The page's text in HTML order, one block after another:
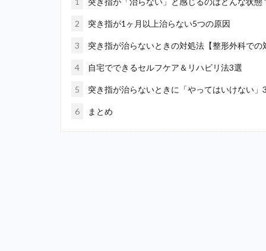
2 突き指が1ヶ月以上治らない5つの原因
3 突き指が治らないときの対処法【整形外科での
4 自宅でできるセルフケア＆リハビリ法3選
5 突き指が治らないときに「やってはいけない」
6 まとめ